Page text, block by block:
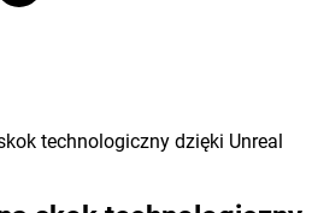
technologiczny dzięki Unreal